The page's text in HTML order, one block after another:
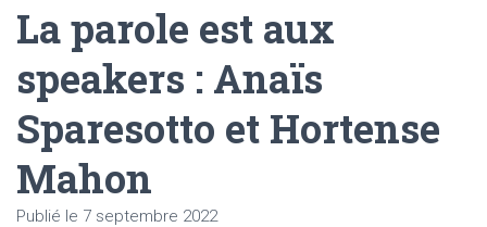
La parole est aux
speakers : Anaïs
Sparesotto et Hortense
Mahon
Publié le 7 septembre 2022